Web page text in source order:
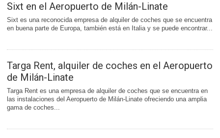
Sixt en el Aeropuerto de Milán-Linate
Sixt es una reconocida empresa de alquiler de coches que se encuentra
en buena parte de Europa, también está en Italia y se puede encontrar...
Targa Rent, alquiler de coches en el Aeropuerto
de Milán-Linate
Targa Rent es una empresa de alquiler de coches que se encuentra en
las instalaciones del Aeropuerto de Milán-Linate ofreciendo una amplia
gama de coches...